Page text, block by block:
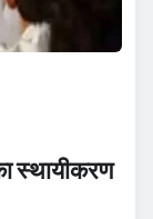
स्थायीकरण